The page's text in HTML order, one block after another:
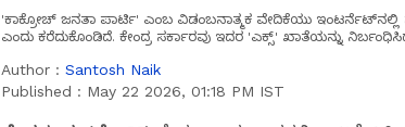
ಕ್ರೇಜೋ?
'ಕಾಕ್ರೋಚ್ ಜನತಾ ಪಾರ್ಟಿ' ಎಂಬ ವಿಡಂಬನಾತ್ಮಕ ವೇದಿಕೆಯು ಇಂಟರ್ನೆಟ್‌ನಲ್ಲಿ
ಎಂದು ಕರೆದುಕೊಂಡಿದೆ. ಕೇಂದ್ರ ಸರ್ಕಾರವು ಇದರ 'ಎಕ್ಸ್' ಖಾತೆಯನ್ನು
Author : Santosh Naik
Published : May 22 2026, 01:18 PM IST